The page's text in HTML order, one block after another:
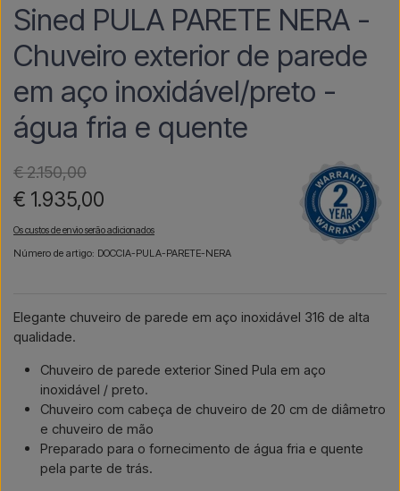
Sined PULA PARETE NERA -
Chuveiro exterior de parede
em aço inoxidável/preto -
água fria e quente
€ 2.150,00
€ 1.935,00
Os custos de envio serão adicionados
Número de artigo: DOCCIA-PULA-PARETE-NERA
Elegante chuveiro de parede em aço inoxidável 316 de alta
qualidade.
Chuveiro de parede exterior Sined Pula em aço
inoxidável / preto.
Chuveiro com cabeça de chuveiro de 20 cm de diâmetro
e chuveiro de mão
Preparado para o fornecimento de água fria e quente
pela parte de trás.